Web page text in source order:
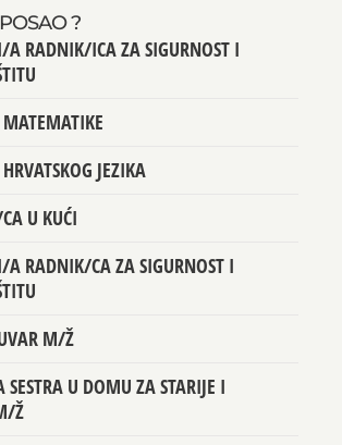
?
A RADNIK/ICA ZA SIGURNOST I
JEZIKA
U KUĆI
A RADNIK/CA ZA SIGURNOST I
M/Ž
SESTRA U DOMU ZA STARIJE I
Ž